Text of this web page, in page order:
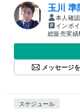
玉川 準
本人確認
インボ
総販売実績
メッセージ
スケジュール